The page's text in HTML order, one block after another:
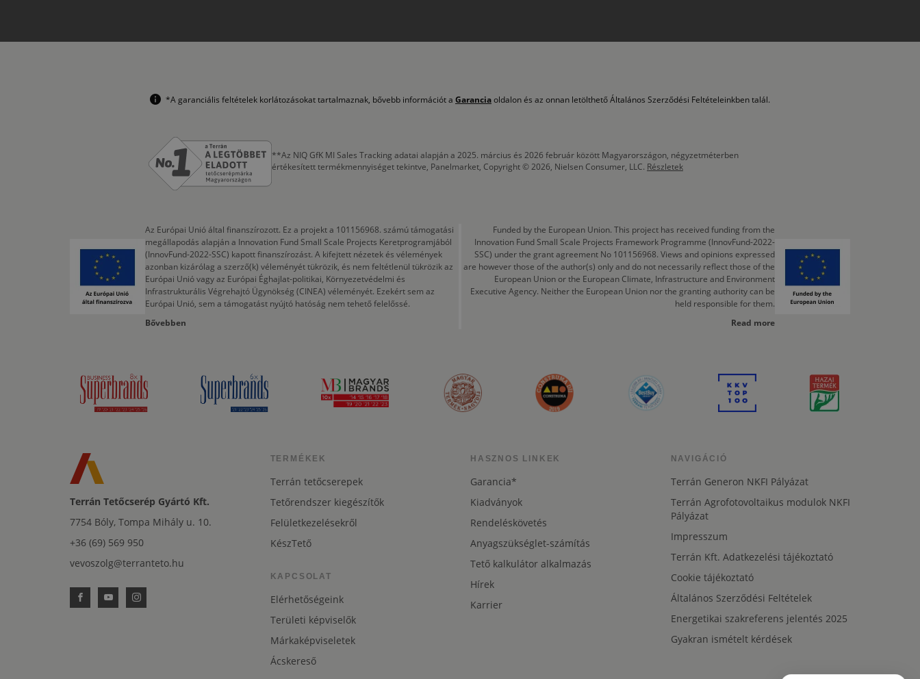
*A garanciális feltételek korlátozásokat tartalmaznak, bővebb információt a Garanciaoldalon és az onnan letölthető Általános Szerződési Feltételeinkben talál.
**Az NIQ GfK MI Sales Tracking adatai alapján a 2025. március és 2026 február között Magyarországon, négyzetméterben
értékesített termékmennyiséget tekintve, Panelmarket, Copyright © 2026, Nielsen Consumer, LLC. Részletek
Az Európai Unió által finanszírozott. Ez a projekt a 101156968. számú támogatási
megállapodás alapján a Innovation Fund Small Scale Projects Keretprogramjából
(InnovFund-2022-SSC) kapott finanszírozást. A kifejtett nézetek és vélemények
azonban kizárólag a szerző(k) véleményét tükrözik, és nem feltétlenül tükrözik az
Európai Unió vagy az Európai Éghajlat-politikai, Környezetvédelmi és
Infrastrukturális Végrehajtó Ügynökség (CINEA) véleményét. Ezekért sem az
Európai Unió, sem a támogatást nyújtó hatóság nem tehető felelőssé.
Bővebben
Funded by the European Union. This project has received funding from the
Innovation Fund Small Scale Projects Framework Programme (InnovFund-2022-
SSC) under the grant agreement No 101156968. Views and opinions expressed
are however those of the author(s) only and do not necessarily reflect those of the
European Union or the European Climate, Infrastructure and Environment
Executive Agency. Neither the European Union nor the granting authority can be
held responsible for them.
Read more
Terrán Tetőcserép Gyártó Kft.
7754 Bóly, Tompa Mihály u. 10.
+36 (69) 569 950
vevoszolg@terranteto.hu
TERMÉKEK
Terrán tetőcserepek
Tetőrendszer kiegészítők
Felületkezelésekről
KészTető
KAPCSOLAT
Elérhetőségeink
Területi képviselők
Márkaképviseletek
Ácskereső
HASZNOS LINKEK
Garancia*
Kiadványok
Rendeléskövetés
Anyagszükséglet-számítás
Tető kalkulátor alkalmazás
Hírek
Karrier
NAVIGÁCIÓ
Terrán Generon NKFI Pályázat
Terrán Agrofotovoltaikus modulok NKFI
Pályázat
Impresszum
Terrán Kft. Adatkezelési tájékoztató
Cookie tájékoztató
Általános Szerződési Feltételek
Energetikai szakreferens jelentés 2025
Gyakran ismételt kérdések